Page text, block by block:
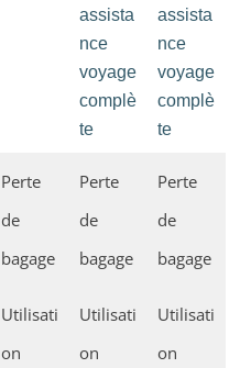
assista
nce
voyage
complè
te
assista
nce
voyage
complè
te
Perte
de
bagage
Utilisati
on
Perte
de
bagage
Utilisati
on
Perte
de
bagage
Utilisati
on